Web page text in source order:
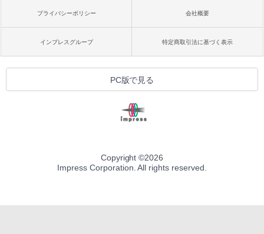
プライバシーポリシー 会社概要
インプレスグループ 特定商取引法に基づく表示
PC版で見る
Copyright ©2026
Impress Corporation. All rights reserved.